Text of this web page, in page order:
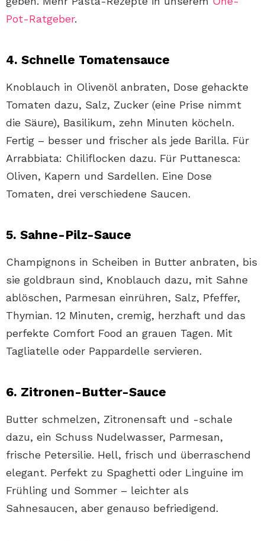
Pot-Ratgeber.
4. Schnelle Tomatensauce
Knoblauch in Olivenöl anbraten, Dose gehackte
Tomaten dazu, Salz, Zucker (eine Prise nimmt
die Säure), Basilikum, zehn Minuten köcheln.
Fertig – besser und frischer als jede Barilla. Für
Arrabbiata: Chiliflocken dazu. Für Puttanesca:
Oliven, Kapern und Sardellen. Eine Dose
Tomaten, drei verschiedene Saucen.
5. Sahne-Pilz-Sauce
Champignons in Scheiben in Butter anbraten, bis
sie goldbraun sind, Knoblauch dazu, mit Sahne
ablöschen, Parmesan einrühren, Salz, Pfeffer,
Thymian. 12 Minuten, cremig, herzhaft und das
perfekte Comfort Food an grauen Tagen. Mit
Tagliatelle oder Pappardelle servieren.
6. Zitronen-Butter-Sauce
Butter schmelzen, Zitronensaft und -schale
dazu, ein Schuss Nudelwasser, Parmesan,
frische Petersilie. Hell, frisch und überraschend
elegant. Perfekt zu Spaghetti oder Linguine im
Frühling und Sommer – leichter als
Sahnesaucen, aber genauso befriedigend.